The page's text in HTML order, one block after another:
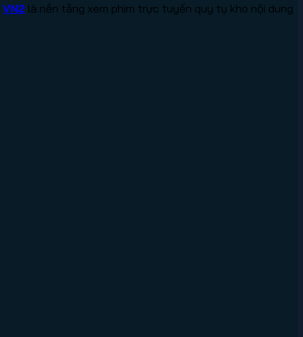
VN2 là nền tảng xem phim trực tuyến quy tụ kho nội dung